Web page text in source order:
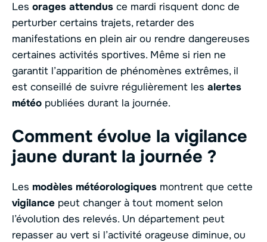
Les orages attendus ce mardi risquent donc de
perturber certains trajets, retarder des
manifestations en plein air ou rendre dangereuses
certaines activités sportives. Même si rien ne
garantit l’apparition de phénomènes extrêmes, il
est conseillé de suivre régulièrement les alertes
météo publiées durant la journée.
Comment évolue la vigilance
jaune durant la journée ?
Les modèles météorologiques montrent que cette
vigilance peut changer à tout moment selon
l’évolution des relevés. Un département peut
repasser au vert si l’activité orageuse diminue, ou